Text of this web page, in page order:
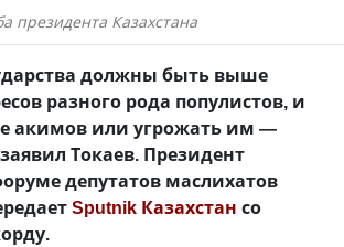
президента Казахстана
должны быть выше
разного рода популистов, и
акимов или угрожать им —
Токаев. Президент
депутатов маслихатов
Sputnik Казахстан со